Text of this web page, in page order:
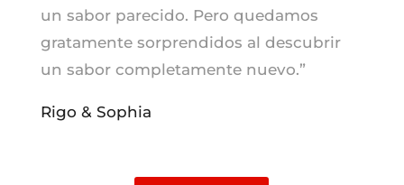
un sabor parecido. Pero quedamos
gratamente sorprendidos al descubrir
un sabor completamente nuevo.”
Rigo & Sophia